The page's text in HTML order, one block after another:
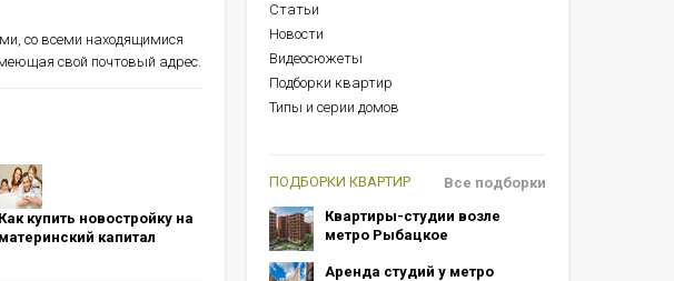
со всеми находящимися
свой почтовый адрес.
Как купить новостройку на
материнский капитал
Статьи
Новости
Видеосюжеты
Подборки квартир
Типы и серии домов
ПОДБОРКИ КВАРТИР
Квартиры-студии возле
метро Рыбацкое
Аренда студий у метро
Все подборки